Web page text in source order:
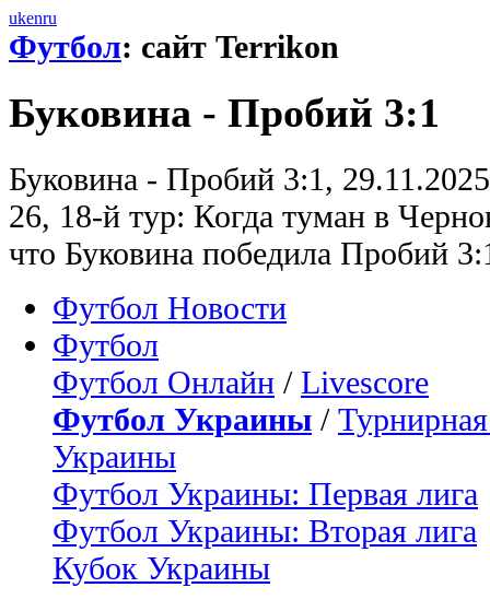
ukenru
Футбол: сайт Terrikon
Буковина - Пробий 3:1
Буковина - Пробий 3:1,
26, 18-й тур: Когда туман в
что Буковина победила Пробий
Футбол Новости
Футбол
Футбол Онлайн / Livescore
Футбол Украины /
Украины
Футбол Украины: Первая лига
Футбол Украины: Вторая лига
Кубок Украины